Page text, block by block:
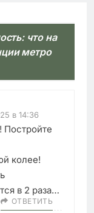
что на
метро
в 14:36
Постройте
колее!
в 2 раза…
ОТВЕТИТЬ